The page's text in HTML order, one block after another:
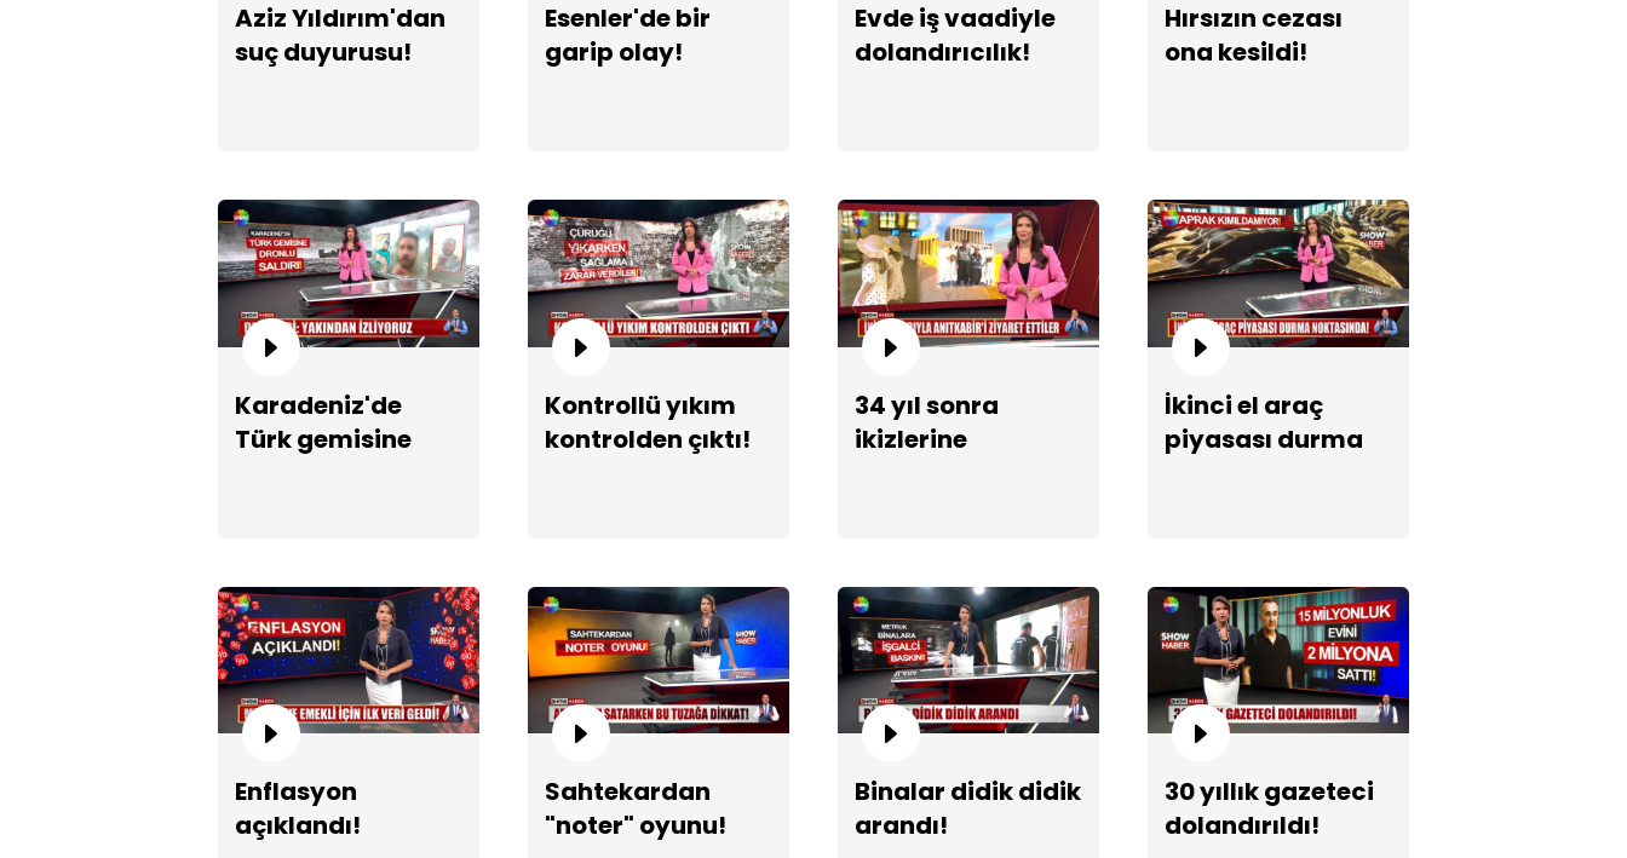
Aziz Yıldırım'dan
suç duyurusu!
Esenler'de bir
garip olay!
Evde iş vaadiyle
dolandırıcılık!
Hırsızın cezası
ona kesildi!
Karadeniz'de
Türk gemisine
Kontrollü yıkım
kontrolden çıktı!
34 yıl sonra
ikizlerine
İkinci el araç
piyasası durma
Enflasyon
açıklandı!
Sahtekardan
"noter" oyunu!
Binalar didik didik
arandı!
30 yıllık gazeteci
dolandırıldı!